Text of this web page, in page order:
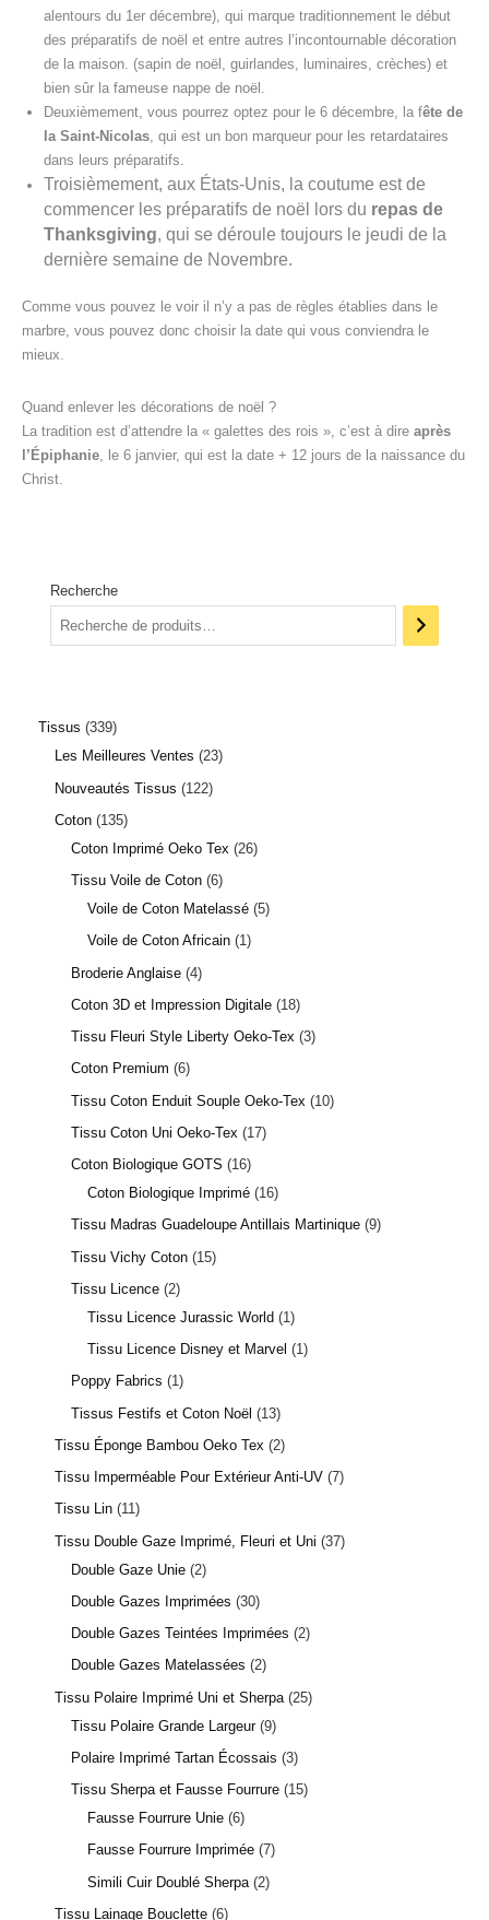
alentours du 1er décembre), qui marque traditionnement le début
des préparatifs de noël et entre autres l’incontournable décoration
de la maison. (sapin de noël, guirlandes, luminaires, crèches) et
bien sûr la fameuse nappe de noël.
Deuxièmement, vous pourrez optez pour le 6 décembre, la fête de
la Saint-Nicolas, qui est un bon marqueur pour les retardataires
dans leurs préparatifs.
Troisièmement, aux États-Unis, la coutume est de
commencer les préparatifs de noël lors du repas de
Thanksgiving, qui se déroule toujours le jeudi de la
dernière semaine de Novembre.
Comme vous pouvez le voir il n’y a pas de règles établies dans le
marbre, vous pouvez donc choisir la date qui vous conviendra le
mieux.
Quand enlever les décorations de noël ?
La tradition est d’attendre la « galettes des rois », c’est à dire après
l’Épiphanie , le 6 janvier, qui est la date + 12 jours de la naissance du
Christ.
Recherche
Tissus 339
Les Meilleures Ventes 23
Nouveautés Tissus
122
Coton 135
Coton Imprimé Oeko Tex
26
Tissu Voile de Coton 6
Voile de Coton Matelassé 5
Voile de Coton Africain 1
Broderie Anglaise 4
Coton 3D et Impression Digitale 18
Tissu Fleuri Style Liberty Oeko-Tex 3
Coton Premium 6
Tissu Coton Enduit Souple Oeko-Tex
10
Tissu Coton Uni Oeko-Tex
17
Coton Biologique GOTS
16
Coton Biologique Imprimé 16
Tissu Madras Guadeloupe Antillais Martinique 9
Tissu Vichy Coton 15
Tissu Licence 2
Tissu Licence Jurassic World
1
Tissu Licence Disney et Marvel
1
Poppy Fabrics
1
Tissus Festifs et Coton Noël
13
Tissu Éponge Bambou Oeko Tex
2
Tissu Imperméable Pour Extérieur Anti-UV 7
Tissu Lin 11
Tissu Double Gaze Imprimé, Fleuri et Uni 37
Double Gaze Unie 2
Double Gazes Imprimées 30
Double Gazes Teintées Imprimées 2
Double Gazes Matelassées 2
Tissu Polaire Imprimé Uni et Sherpa 25
Tissu Polaire Grande Largeur 9
Polaire Imprimé Tartan Écossais 3
Tissu Sherpa et Fausse Fourrure 15
Fausse Fourrure Unie 6
Fausse Fourrure Imprimée 7
Simili Cuir Doublé Sherpa 2
Tissu Lainage Bouclette 6